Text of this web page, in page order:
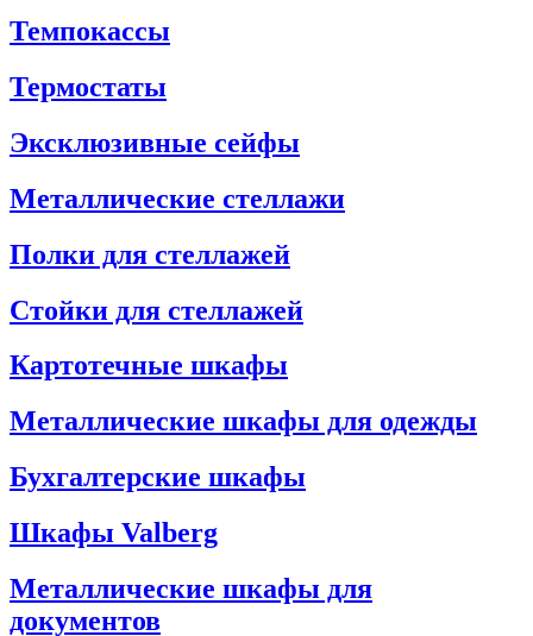
Темпокассы
Термостаты
Эксклюзивные сейфы
Металлические стеллажи
Полки для стеллажей
Стойки для стеллажей
Картотечные шкафы
Металлические шкафы для одежды
Бухгалтерские шкафы
Шкафы Valberg
Металлические шкафы для
документов